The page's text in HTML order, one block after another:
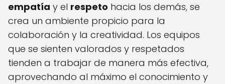
empatía y el respeto hacia los demás, se
crea un ambiente propicio para la
colaboración y la creatividad. Los equipos
que se sienten valorados y respetados
tienden a trabajar de manera más efectiva,
aprovechando al máximo el conocimiento y